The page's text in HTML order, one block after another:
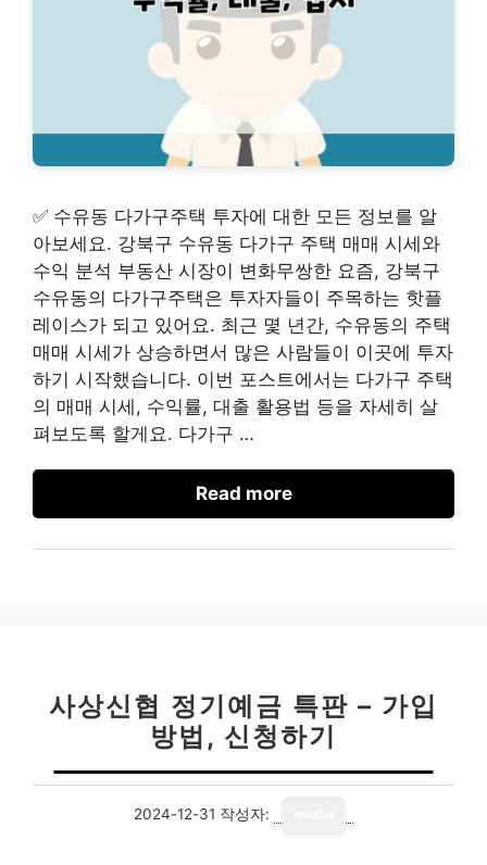
✅ 수유동 다가구주택 투자에 대한 모든 정보를 알
아보세요. 강북구 수유동 다가구 주택 매매 시세와
수익 분석 부동산 시장이 변화무쌍한 요즘, 강북구
수유동의 다가구주택은 투자자들이 주목하는 핫플
레이스가 되고 있어요. 최근 몇 년간, 수유동의 주택
매매 시세가 상승하면서 많은 사람들이 이곳에 투자
하기 시작했습니다. 이번 포스트에서는 다가구 주택
의 매매 시세, 수익률, 대출 활용법 등을 자세히 살
펴보도록 할게요. 다가구 …
Read more
사상신협 정기예금 특판 – 가입
방법, 신청하기
2024-12-31 작성자: